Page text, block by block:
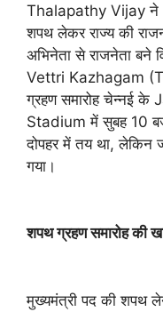
Thalapathy Vijay ने
शपथ लेकर राज्य की
अभिनेता से राजनेता बने
Vettri Kazhagam
ग्रहण समारोह चेन्नई
Stadium में सुबह 10
दोपहर में तय था, लेकिन
गया।
शपथ ग्रहण समारोह की
मुख्यमंत्री पद की शपथ